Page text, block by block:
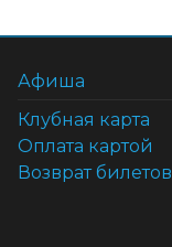
Афиша
Клубная карта
Оплата картой
Возврат билетов